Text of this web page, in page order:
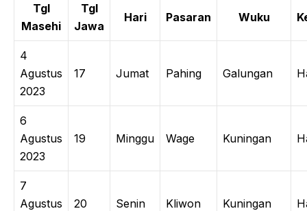
Tgl
Masehi
Tgl
Jawa
Hari Pasaran Wuku
4
Agustus
2023
17 Jumat Pahing Galungan
6
Agustus
2023
19 Minggu Wage Kuningan
7
Agustus
20 Senin Kliwon Kuningan